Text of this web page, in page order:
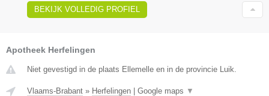
BEKIJK VOLLEDIG PROFIEL
Apotheek Herfelingen
Niet gevestigd in de plaats Ellemelle en in de provincie Luik.
Vlaams-Brabant » Herfelingen Google maps ▼